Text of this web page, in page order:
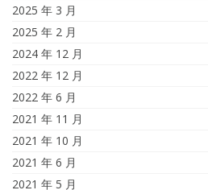
2025 年 3 月
2025 年 2 月
2024 年 12 月
2022 年 12 月
2022 年 6 月
2021 年 11 月
2021 年 10 月
2021 年 6 月
2021 年 5 月